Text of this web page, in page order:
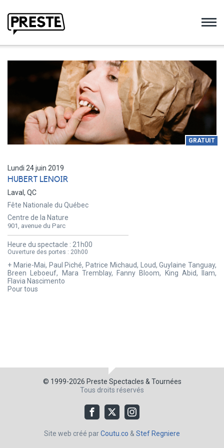
GRATUIT
Lundi 24 juin 2019
HUBERT LENOIR
Laval, QC
Fête Nationale du Québec
Centre de la Nature
901, avenue du Parc
Heure du spectacle : 21h00
Ouverture des portes : 20h00
+ Marie-Mai, Paul Piché, Patrice Michaud, Loud, Guylaine Tanguay,
Breen Leboeuf, Mara Tremblay, Fanny Bloom, King Abid, Ilam,
Flavia Nascimento
Pour tous
© 1999-2026 Preste Spectacles & Tournées
Tous droits réservés
Site web créé parCoutu.co & Stef Regniere